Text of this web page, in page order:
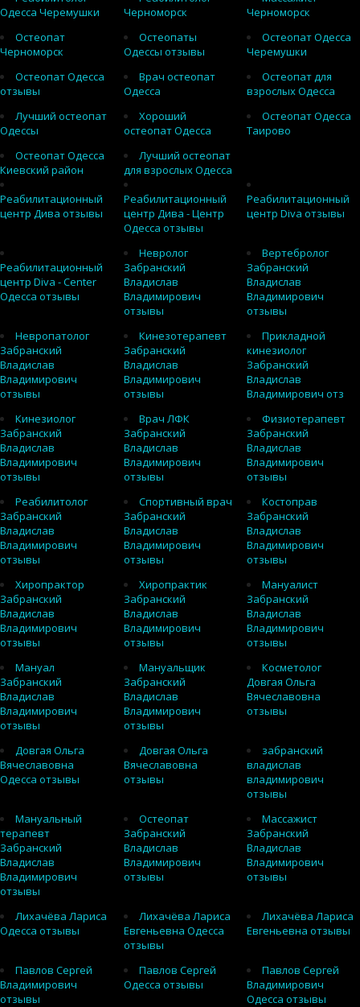
Одесса Черемушки
Черноморск
Черноморск
Остеопат
Черноморск
Остеопаты
Одессы отзывы
Остеопат Одесса
Черемушки
Остеопат Одесса
отзывы
Врач остеопат
Одесса
Остеопат для
взрослых Одесса
Лучший остеопат
Одессы
Хороший
остеопат Одесса
Остеопат Одесса
Таирово
Остеопат Одесса
Киевский район
Лучший остеопат
для взрослых Одесса
Реабилитационный
центр Дива отзывы
Реабилитационный
центр Дива - Центр
Одесса отзывы
Реабилитационный
центр Diva отзывы
Реабилитационный
центр Diva - Center
Одесса отзывы
Невролог
Забранский
Владислав
Владимирович
отзывы
Вертебролог
Забранский
Владислав
Владимирович
отзывы
Невропатолог
Забранский
Владислав
Владимирович
отзывы
Кинезотерапевт
Забранский
Владислав
Владимирович
отзывы
Прикладной
кинезиолог
Забранский
Владислав
Владимирович отз
Кинезиолог
Забранский
Владислав
Владимирович
отзывы
Врач ЛФК
Забранский
Владислав
Владимирович
отзывы
Физиотерапевт
Забранский
Владислав
Владимирович
отзывы
Реабилитолог
Забранский
Владислав
Владимирович
отзывы
Спортивный врач
Забранский
Владислав
Владимирович
отзывы
Костоправ
Забранский
Владислав
Владимирович
отзывы
Хиропрактор
Забранский
Владислав
Владимирович
отзывы
Хиропрактик
Забранский
Владислав
Владимирович
отзывы
Мануалист
Забранский
Владислав
Владимирович
отзывы
Мануал
Забранский
Владислав
Владимирович
отзывы
Мануальщик
Забранский
Владислав
Владимирович
отзывы
Косметолог
Довгая Ольга
Вячеславовна
отзывы
Довгая Ольга
Вячеславовна
Одесса отзывы
Довгая Ольга
Вячеславовна
отзывы
забранский
владислав
владимирович
отзывы
Мануальный
терапевт
Забранский
Владислав
Владимирович
отзывы
Остеопат
Забранский
Владислав
Владимирович
отзывы
Массажист
Забранский
Владислав
Владимирович
отзывы
Лихачёва Лариса
Одесса отзывы
Лихачёва Лариса
Евгеньевна Одесса
отзывы
Лихачёва Лариса
Евгеньевна отзывы
Павлов Сергей
Владимирович
отзывы
Павлов Сергей
Одесса отзывы
Павлов Сергей
Владимирович
Одесса отзывы